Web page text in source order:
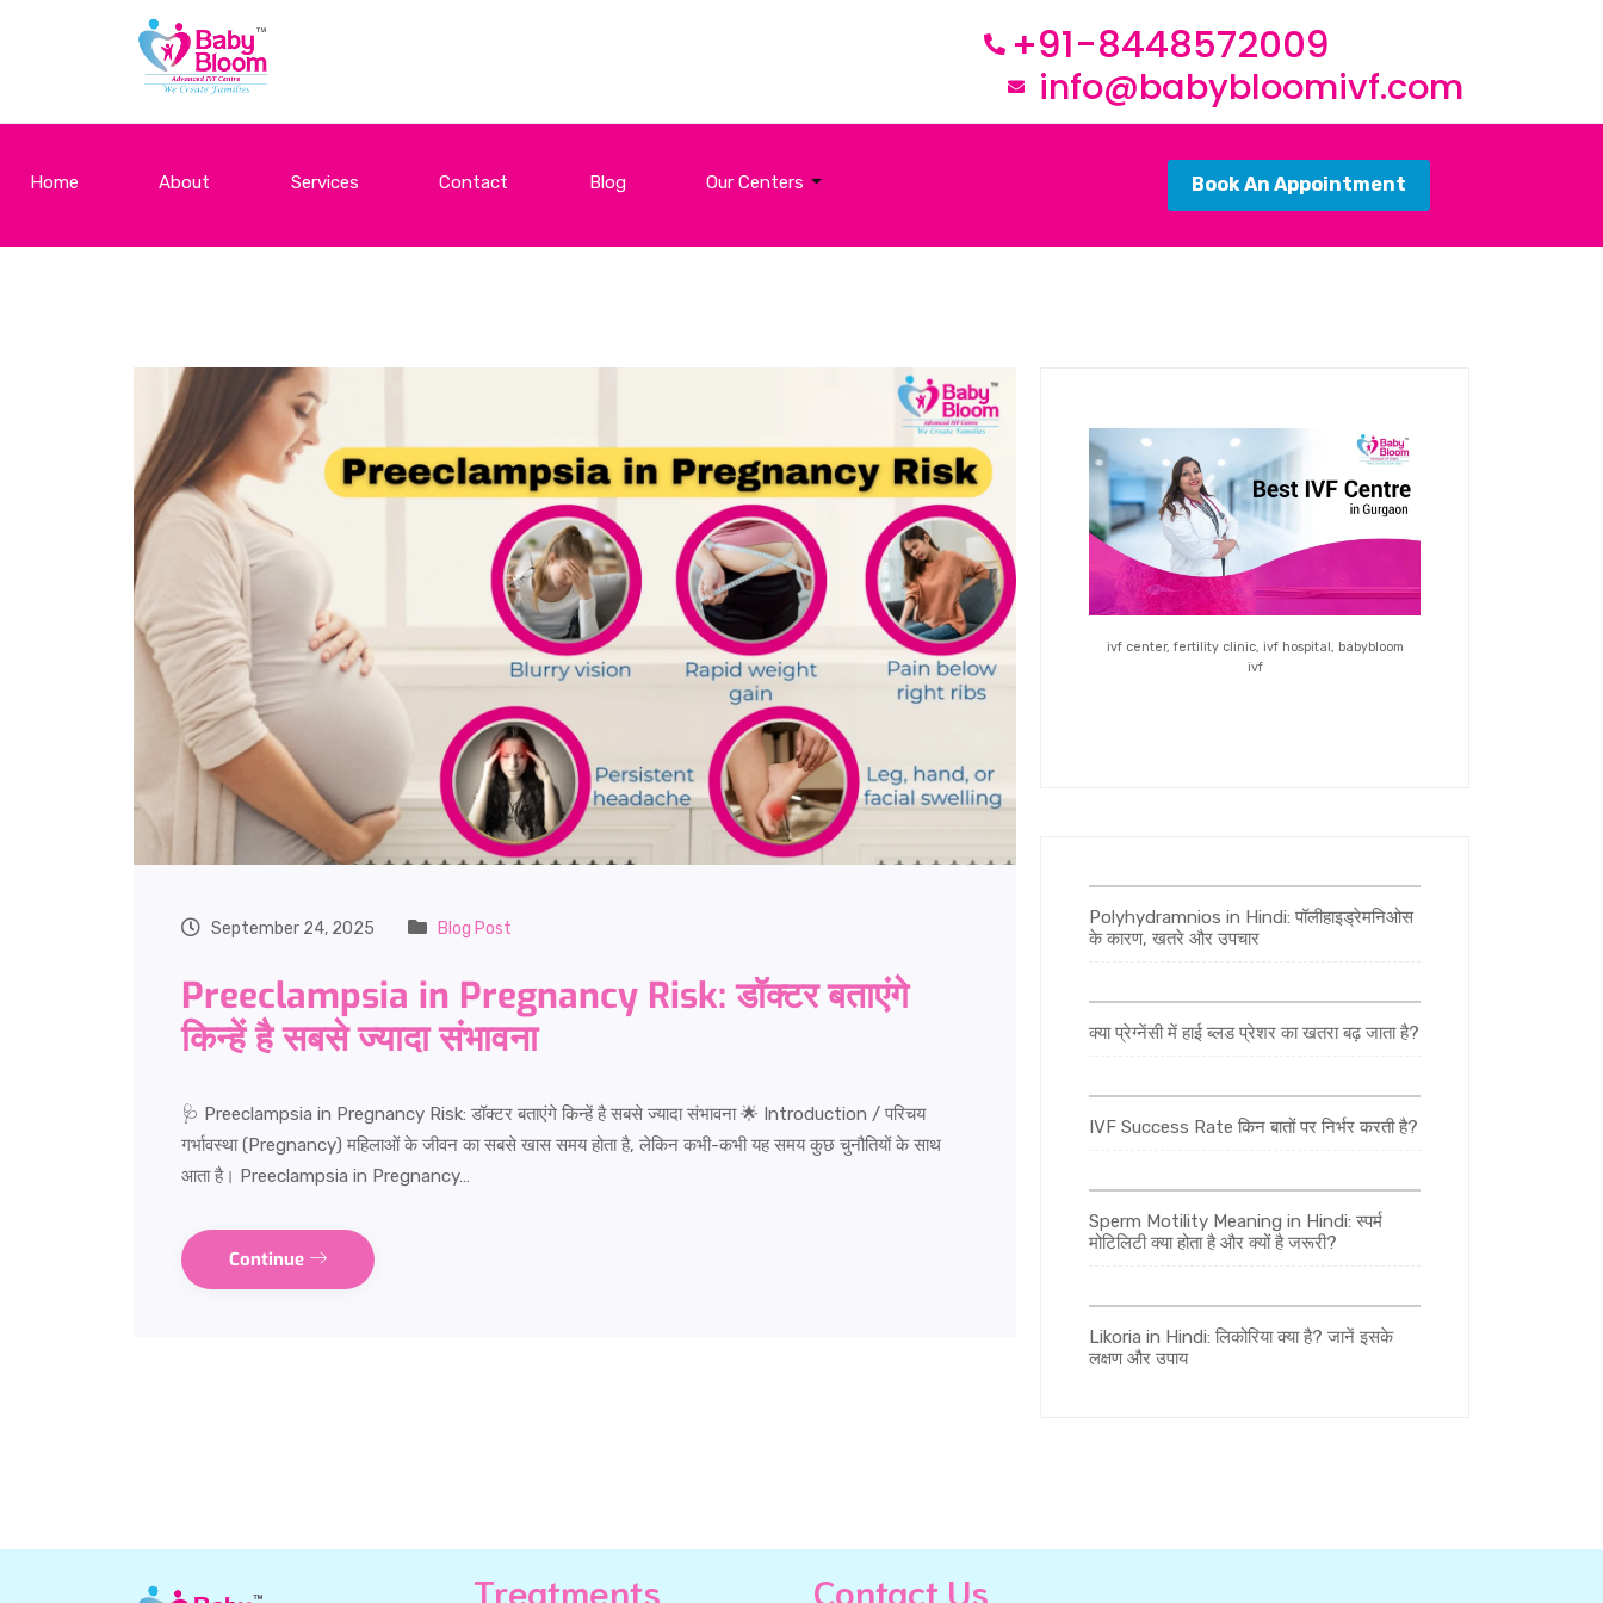
+91-8448572009
info@babybloomivf.com
Home About Services Contact Blog Our Centers Book An Appointment
September 24, 2025 Blog Post
Preeclampsia in Pregnancy Risk: डॉक्टर बताएंगे
किन्हें है सबसे ज्यादा संभावना
🩺 Preeclampsia in Pregnancy Risk: डॉक्टर बताएंगे किन्हें है सबसे ज्यादा संभावना 🌟 Introduction / परिचय
गर्भावस्था (Pregnancy) महिलाओं के जीवन का सबसे खास समय होता है, लेकिन कभी-कभी यह समय कुछ चुनौतियों के साथ
आता है। Preeclampsia in Pregnancy…
Continue
ivf center, fertility clinic, ivf hospital, babybloom
ivf
Polyhydramnios in Hindi: पॉलीहाइड्रेमनिओस
के कारण, खतरे और उपचार
क्या प्रेग्नेंसी में हाई ब्लड प्रेशर का खतरा बढ़ जाता है?
IVF Success Rate किन बातों पर निर्भर करती है?
Sperm Motility Meaning in Hindi: स्पर्म
मोटिलिटी क्या होता है और क्यों है जरूरी?
Likoria in Hindi: लिकोरिया क्या है? जानें इसके
लक्षण और उपाय
Treatments Contact Us